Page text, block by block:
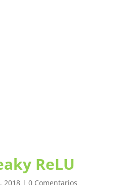
ReLU
2018| 0 Comentarios